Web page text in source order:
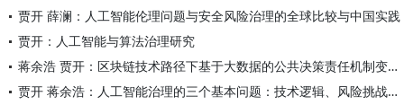
贾开 薛澜：人工智能伦理问题与安全风险治理的全球比较与中国实践
贾开：人工智能与算法治理研究
蒋余浩 贾开：区块链技术路径下基于大数据的公共决策责任机制变革研究
贾开 蒋余浩：人工智能治理的三个基本问题：技术逻辑、风险挑战与公共政策选择